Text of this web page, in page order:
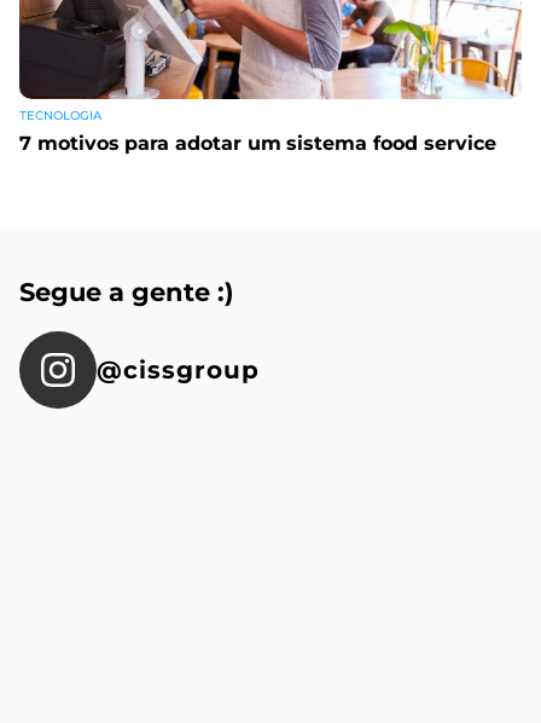
TECNOLOGIA
7 motivos para adotar um sistema food service
Segue a gente :)
@cissgroup